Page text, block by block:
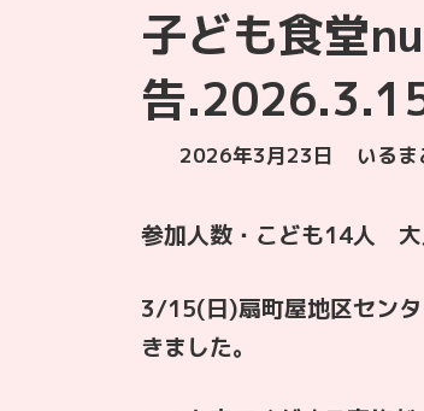
子ども食堂
告.2026.3.15
最
新
時
2026年3月23日 いる
参加人数・こども14人
3/15(日)扇町屋地区セン
きました。